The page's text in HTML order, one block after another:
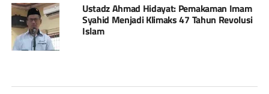
Ustadz Ahmad Hidayat: Pemakaman Imam
Syahid Menjadi Klimaks 47 Tahun Revolusi
Islam